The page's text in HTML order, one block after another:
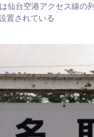
仙台空港アクセス線の
置されている